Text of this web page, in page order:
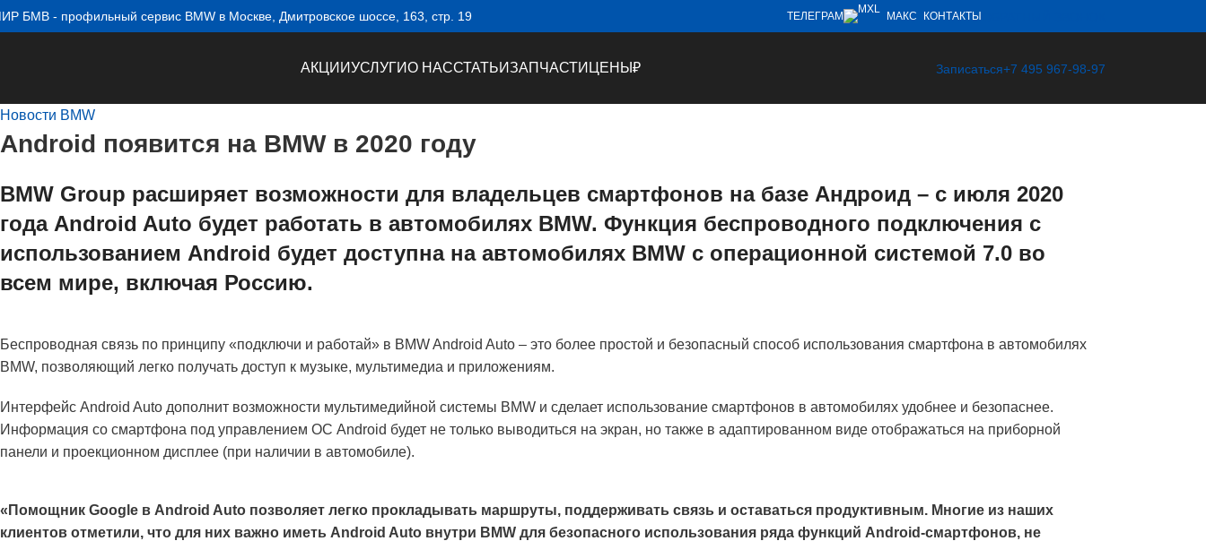
БМВ - профильный сервис BMW в Москве, Дмитровское шоссе, 163, стр. 19 ТЕЛЕГРАМ МАКС КОНТАКТЫ
АКЦИИУСЛУГИО НАССТАТЬИЗАПЧАСТИ ЦЕНЫ ₽ Записаться+7 495 967-98-97
Новости BMW
Android появится на BMW в 2020 году
BMW Group расширяет возможности для владельцев смартфонов на базе Андроид – с июля 2020
года Android Auto будет работать в автомобилях BMW. Функция беспроводного подключения с
использованием Android будет доступна на автомобилях BMW с операционной системой 7.0 во
всем мире, включая Россию.
Беспроводная связь по принципу «подключи и работай» в BMW Android Auto – это более простой и безопасный способ использования смартфона в автомобилях
BMW, позволяющий легко получать доступ к музыке, мультимедиа и приложениям.
Интерфейс Android Auto дополнит возможности мультимедийной системы BMW и сделает использование смартфонов в автомобилях удобнее и безопаснее.
Информация со смартфона под управлением ОС Android будет не только выводиться на экран, но также в адаптированном виде отображаться на приборной
панели и проекционном дисплее (при наличии в автомобиле).
«Помощник Google в Android Auto позволяет легко прокладывать маршруты, поддерживать связь и оставаться продуктивным. Многие из наших
клиентов отметили, что для них важно иметь Android Auto внутри BMW для безопасного использования ряда функций Android-смартфонов, не